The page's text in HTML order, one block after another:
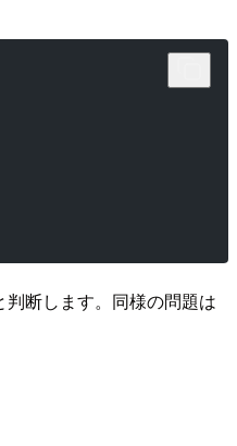
断します。同様の問題は